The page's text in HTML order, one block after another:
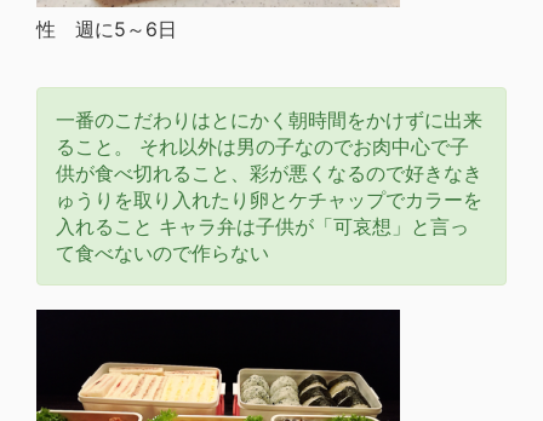
性 週に5～6日
一番のこだわりはとにかく朝時間をかけずに出来
ること。 それ以外は男の子なのでお肉中心で子
供が食べ切れること、彩が悪くなるので好きなき
ゅうりを取り入れたり卵とケチャップでカラーを
入れること キャラ弁は子供が「可哀想」と言っ
て食べないので作らない